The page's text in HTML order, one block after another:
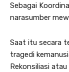
Sebagai
narasumber
Saat itu secara
tragedi
Rekonsiliasi